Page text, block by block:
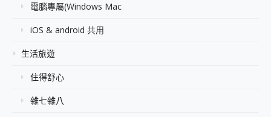
電腦專屬(Windows Mac
iOS & android 共用
生活旅遊
住得舒心
雜七雜八